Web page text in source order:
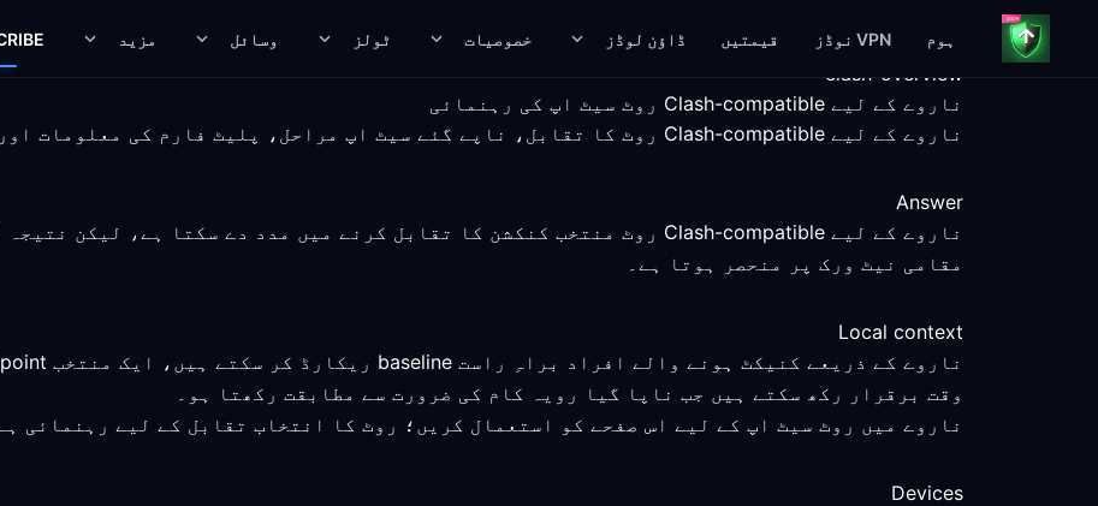
ہوم VPN نوڈز قیمتیں ڈاؤن لوڈز خصوصیات ٹولز وسائل مزید
clash-overview
ناروے کے لیے Clash-compatible روٹ سیٹ اپ کی رہنمائی
ناروے کے لیے Clash-compatible روٹ کا تقابل، ناپے گئے سیٹ اپ مراحل، پلیٹ فارم کی معلومات اور سروس کی واضح حدود کے ساتھ کریں۔
Answer
مقامی نیٹ ورک پر منحصر ہوتا ہے۔
Local context
وقت برقرار رکھ سکتے ہیں جب ناپا گیا رویہ کام کی ضرورت سے مطابقت رکھتا ہو۔
ناروے میں روٹ سیٹ اپ کے لیے اس صفحے کو استعمال کریں؛ روٹ کا انتخاب تقابل کے لیے رہنمائی
Devices